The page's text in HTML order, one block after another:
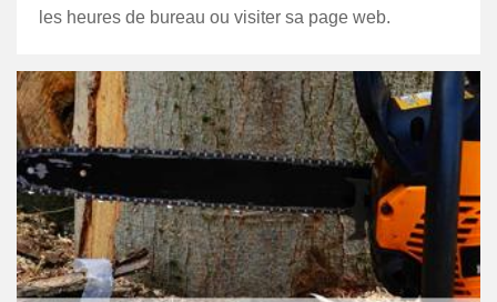
les heures de bureau ou visiter sa page web.